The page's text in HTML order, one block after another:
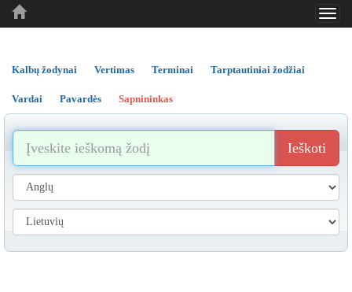
..
..
Kalbų žodynai Vertimas Terminai Tarptautiniai žodžiai
Vardai Pavardės Sapnininkas
Ieškoti